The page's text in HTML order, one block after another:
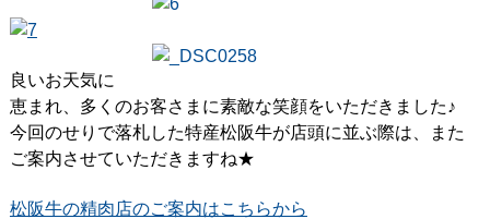
良いお天気に
恵まれ、多くのお客さまに素敵な笑顔をいただきました♪
今回のせりで落札した特産松阪牛が店頭に並ぶ際は、また
ご案内させていただきますね★
松阪牛の精肉店のご案内はこちらから